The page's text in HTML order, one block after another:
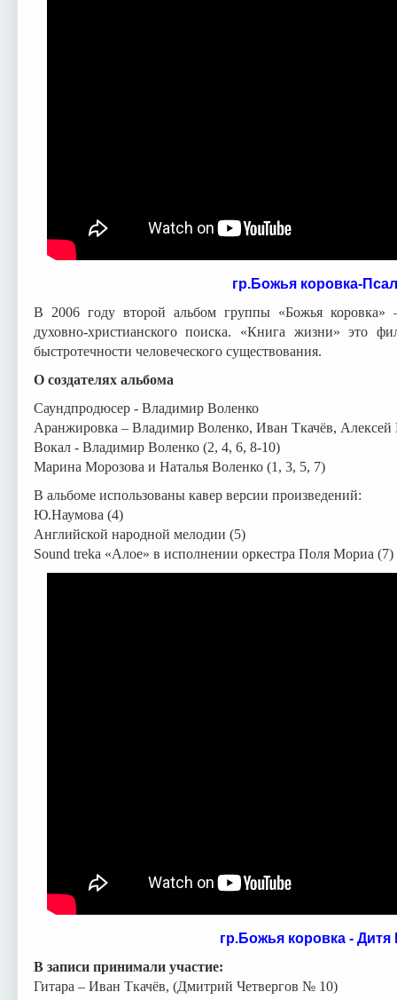
гр.Божья коровка-
В 2006 году второй альбом группы «Божья
духовно-христианского поиска. «Книга жизни» это
быстротечности человеческого существования.
О создателях альбома
Саундпродюсер - Владимир Воленко
Аранжировка – Владимир Воленко, Иван Ткачёв, Алексей
Вокал - Владимир Воленко (2, 4, 6, 8-10)
Марина Морозова и Наталья Воленко (1, 3, 5, 7)
В альбоме использованы кавер версии произведений:
Ю.Наумова (4)
Английской народной мелодии (5)
Sound treka «Алое» в исполнении оркестра Поля Мориа (7)
гр.Божья коровка -
В записи принимали участие:
Гитара – Иван Ткачёв, (Дмитрий Четвергов № 10)